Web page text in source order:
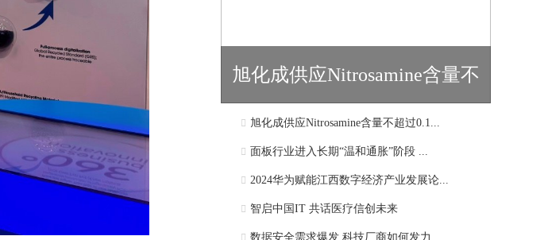
旭化成供应Nitrosamine含量不
超过0.1...
旭化成供应Nitrosamine含量不超过0.1...
面板行业进入长期“温和通胀”阶段 ...
2024华为赋能江西数字经济产业发展论...
智启中国IT 共话医疗信创未来
数据安全需求爆发 科技厂商如何发力